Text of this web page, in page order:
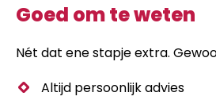
Goed om te weten
Nét dat ene stapje extra.
Altijd persoonlijk advies